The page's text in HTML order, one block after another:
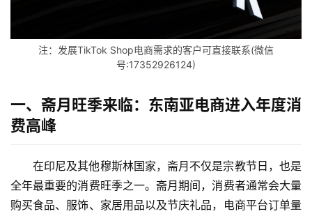
注：发展TikTok Shop电商需求的客户可直接联系(微信
号:17352926124)
一、斋月旺季来临：东南亚电商进入年度消
费高峰
在印尼及其他穆斯林国家，斋月不仅是宗教节日，也是
全年最重要的消费旺季之一。斋月期间，消费者通常会大量
购买食品、服饰、家居用品以及节庆礼品，电商平台订单量